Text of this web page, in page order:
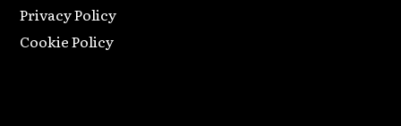
Privacy Policy
Cookie Policy